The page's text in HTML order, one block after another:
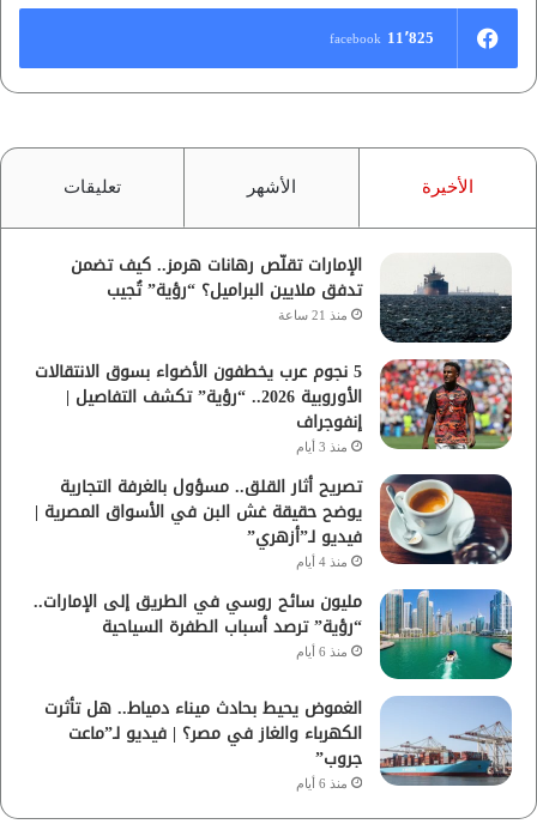
11٬825 facebook
الأخيرة الأشهر تعليقات
الإمارات تقلّص رهانات هرمز.. كيف تضمن
تدفق ملايين البراميل؟ “رؤية” تُجيب
منذ 21 ساعة
5 نجوم عرب يخطفون الأضواء بسوق الانتقالات
الأوروبية 2026.. “رؤية” تكشف التفاصيل |
إنفوجراف
منذ 3 أيام
تصريح أثار القلق.. مسؤول بالغرفة التجارية
يوضح حقيقة غش البن في الأسواق المصرية |
فيديو لـ”أزهري”
منذ 4 أيام
مليون سائح روسي في الطريق إلى الإمارات..
“رؤية” ترصد أسباب الطفرة السياحية
منذ 6 أيام
الغموض يحيط بحادث ميناء دمياط.. هل تأثرت
الكهرباء والغاز في مصر؟ | فيديو لـ”ماعت
جروب”
منذ 6 أيام